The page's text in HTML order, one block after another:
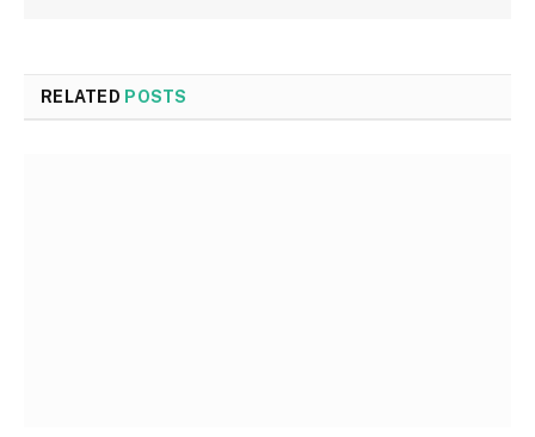
RELATED POSTS